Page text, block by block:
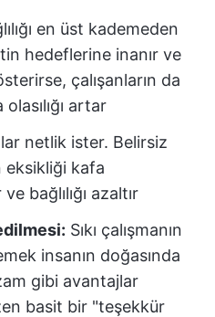
en üst kademeden
hedeflerine inanır ve
çalışanların da
artar
netlik ister. Belirsiz
eksikliği kafa
bağlılığı azaltır
: Sıkı çalışmanın
insanın doğasında
gibi avantajlar
basit bir "teşekkür